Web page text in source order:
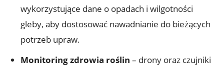
wykorzystujące dane o opadach i wilgotności
gleby, aby dostosować nawadnianie do bieżących
potrzeb upraw.
Monitoring zdrowia roślin – drony oraz czujniki